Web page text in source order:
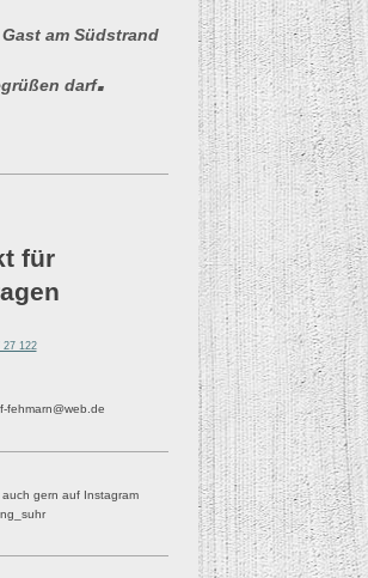
am Südstrand
darf.
für
27 122
fehmarn@web.de
gern auf Instagram